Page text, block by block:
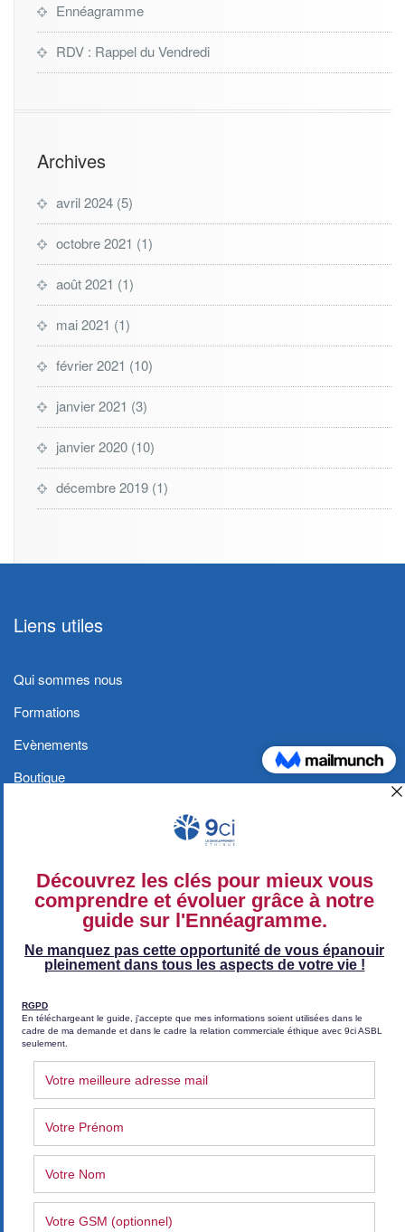
Ennéagramme
RDV : Rappel du Vendredi
Archives
avril 2024 (5)
octobre 2021 (1)
août 2021 (1)
mai 2021 (1)
février 2021 (10)
janvier 2021 (3)
janvier 2020 (10)
décembre 2019 (1)
Liens utiles
Qui sommes nous
Formations
Evènements
Boutique
Conditions générales et Politique de
confidentialité
Politique de confidentialité
Conditions générales de vente (CGV)
Conditions générales de vente (Coaching)
Suivez-nous sur Facebook